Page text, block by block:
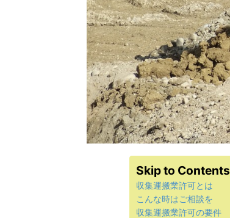
Skip to Contents
収集運搬業許可とは
こんな時はご相談を
収集運搬業許可の要件